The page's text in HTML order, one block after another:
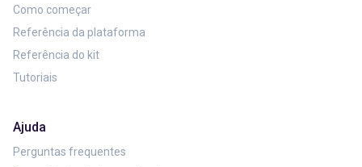
Como começar
Referência da plataforma
Referência do kit
Tutoriais
Ajuda
Perguntas frequentes